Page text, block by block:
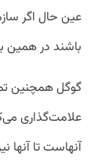
عین حال اگر
باشند در همین
گوگل همچنین
علامت‌گذاری
آنهاست تا